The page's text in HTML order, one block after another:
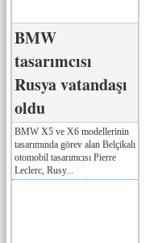
BMW
tasarımcısı
Rusya vatandaşı
oldu
BMW X5 ve X6 modellerinin
tasarımında görev alan Belçikalı
otomobil tasarımcısı Pierre
Leclerc, Rusy...